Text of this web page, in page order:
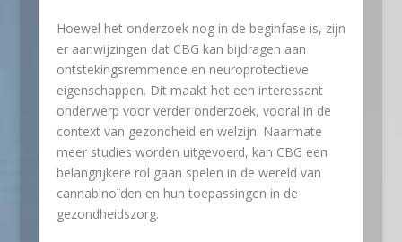
Hoewel het onderzoek nog in de beginfase is, zijn
er aanwijzingen dat CBG kan bijdragen aan
ontstekingsremmende en neuroprotectieve
eigenschappen. Dit maakt het een interessant
onderwerp voor verder onderzoek, vooral in de
context van gezondheid en welzijn. Naarmate
meer studies worden uitgevoerd, kan CBG een
belangrijkere rol gaan spelen in de wereld van
cannabinoïden en hun toepassingen in de
gezondheidszorg.